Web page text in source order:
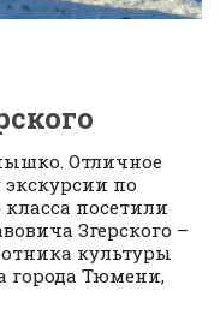
Отличное
по
посетили
Згерского –
культуры
города Тюмени,